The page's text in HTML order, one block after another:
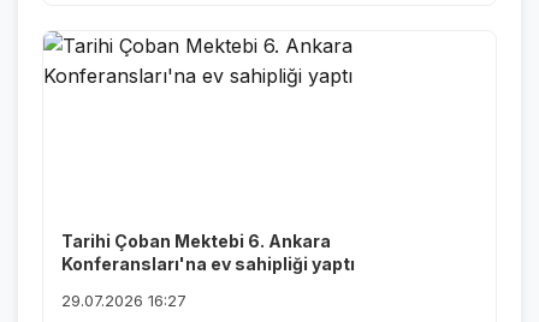
Tarihi Çoban Mektebi 6. Ankara
Konferansları'na ev sahipliği yaptı
29.07.2026 16:27